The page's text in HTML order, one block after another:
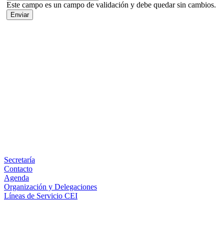
Este campo es un campo de validación y debe quedar sin cambios.
Secretaría
Contacto
Agenda
Organización y Delegaciones
Líneas de Servicio CEI